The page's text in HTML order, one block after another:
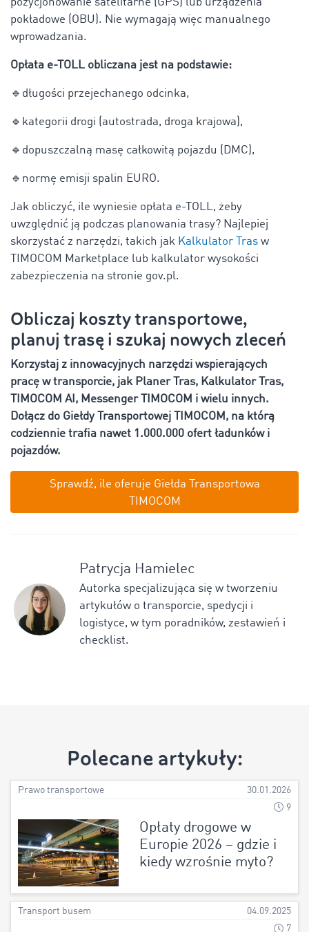
pozycjonowanie satelitarne (GPS) lub urządzenia
pokładowe (OBU). Nie wymagają więc manualnego
wprowadzania.
Opłata e-TOLL obliczana jest na podstawie:
🔹 długości przejechanego odcinka,
🔹 kategorii drogi (autostrada, droga krajowa),
🔹 dopuszczalną masę całkowitą pojazdu (DMC),
🔹 normę emisji spalin EURO.
Jak obliczyć, ile wyniesie opłata e-TOLL, żeby
uwzględnić ją podczas planowania trasy? Najlepiej
skorzystać z narzędzi, takich jak Kalkulator Tras w
TIMOCOM Marketplace lub kalkulator wysokości
zabezpieczenia na stronie gov.pl.
Obliczaj koszty transportowe,
planuj trasę i szukaj nowych zleceń
Korzystaj z innowacyjnych narzędzi wspierających
pracę w transporcie, jak Planer Tras, Kalkulator Tras,
TIMOCOM AI, Messenger TIMOCOM i wielu innych.
Dołącz do Giełdy Transportowej TIMOCOM, na którą
codziennie trafia nawet 1.000.000 ofert ładunków i
pojazdów.
Sprawdź, ile oferuje Giełda Transportowa
TIMOCOM
Patrycja Hamielec
Autorka specjalizująca się w tworzeniu
artykułów o transporcie, spedycji i
logistyce, w tym poradników, zestawień i
checklist.
Polecane artykuły:
Prawo transportowe
30.01.2026
9
Opłaty drogowe w
Europie 2026 – gdzie i
kiedy wzrośnie myto?
Transport busem
04.09.2025
7